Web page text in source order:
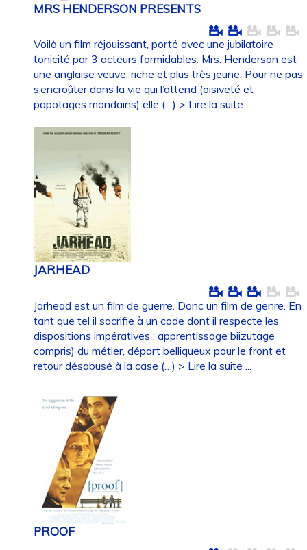
MRS HENDERSON PRESENTS
Voilà un film réjouissant, porté avec une jubilatoire
tonicité par 3 acteurs formidables. Mrs. Henderson est
une anglaise veuve, riche et plus très jeune. Pour ne pas
s’encroûter dans la vie qui l’attend (oisiveté et
papotages mondains) elle (…) > Lire la suite ...
JARHEAD
Jarhead est un film de guerre. Donc un film de genre. En
tant que tel il sacrifie à un code dont il respecte les
dispositions impératives : apprentissage biizutage
compris) du métier, départ belliqueux pour le front et
retour désabusé à la case (…) > Lire la suite ...
PROOF